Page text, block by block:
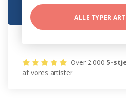
ALLE TYPER
Over 2.0005-
af vores artister